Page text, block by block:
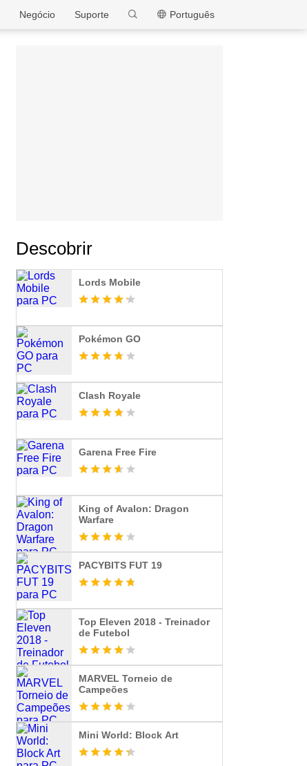
MEmu
Português
Suporte
Negócio
Descobrir
Lords Mobile
Pokémon GO
Clash Royale
Garena Free Fire
King of Avalon: Dragon
Warfare
PACYBITS FUT 19
Top Eleven 2018 - Treinador
de Futebol
MARVEL Torneio de
Campeões
Mini World: Block Art